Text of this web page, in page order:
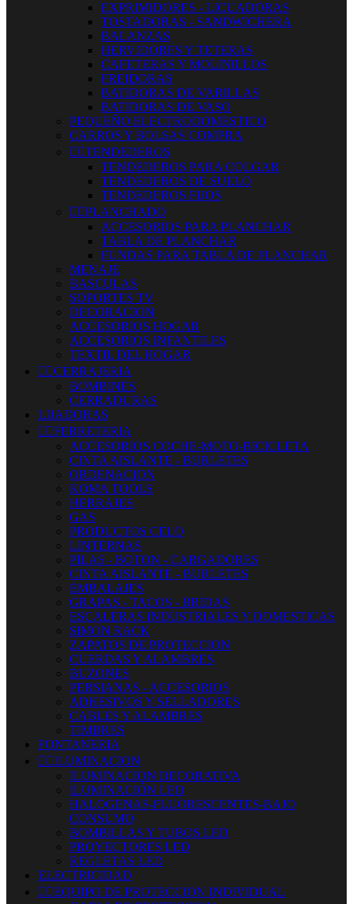
EXPRIMIDORES - LICUADORAS
TOSTADORAS - SANDWICHERA
BALANZAS
HERVIDORES Y TETERAS
CAFETERAS Y MOLINILLOS
FREIDORAS
BATIDORAS DE VARILLAS
BATIDORAS DE VASO
PEQUEÑO ELECTRODOMESTICO
CARROS Y BOLSAS COMPRA
 TENDEDEROS
TENDEDEROS PARA COLGAR
TENDEDEROS DE SUELO
TENDEDEROS FIJOS
 PLANCHADO
ACCESORIOS PARA PLANCHAR
TABLA DE PLANCHAR
FUNDAS PARA TABLA DE PLANCHAR
MENAJE
BASCULAS
SOPORTES TV
DECORACION
ACCESORIOS HOGAR
ACCESORIOS INFANTILES
TEXTIL DEL HOGAR
 CERRAJERIA
BOMBINES
CERRADURAS
LIJADORAS
 FERRETERIA
ACCESORIOS COCHE-MOTO-BICICLETA
CINTA AISLANTE - BURLETES
ORDENACION
KOMA TOOLS
HERRAJES
GAS
PRODUCTOS CELO
LINTERNAS
PILAS - BOTON - CARGADORES
CINTA AISLANTE - BURLETES
EMBALAJES
GRAPAS - TACOS - BRIDAS
ESCALERAS INDUSTRIALES Y DOMESTICAS
SIMON RACK
ZAPATOS DE PROTECCION
CUERDAS Y ALAMBRES
BUZONES
PERSIANAS - ACCESORIOS
ADHESIVOS Y SELLADORES
CABLES Y ALAMBRES
TIMBRES
FONTANERIA
 ILUMINACION
ILUMINACION DECORATIVA
ILUMINACIÓN LED
HALOGENAS-FLUORESCENTES-BAJO
CONSUMO
BOMBILLAS Y TUBOS LED
PROYECTORES LED
REGLETAS LED
ELECTRICIDAD
 EQUIPO DE PROTECCION INDIVIDUAL